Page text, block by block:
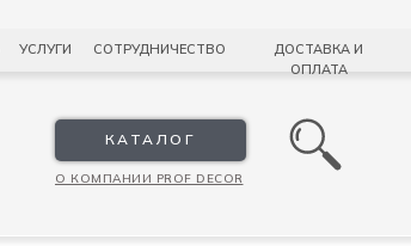
УСЛУГИ
О КОМПАНИИ PROF DECOR
СОТРУДНИЧЕСТВО
ДОСТАВКА И
ОПЛАТА
КАТАЛОГ